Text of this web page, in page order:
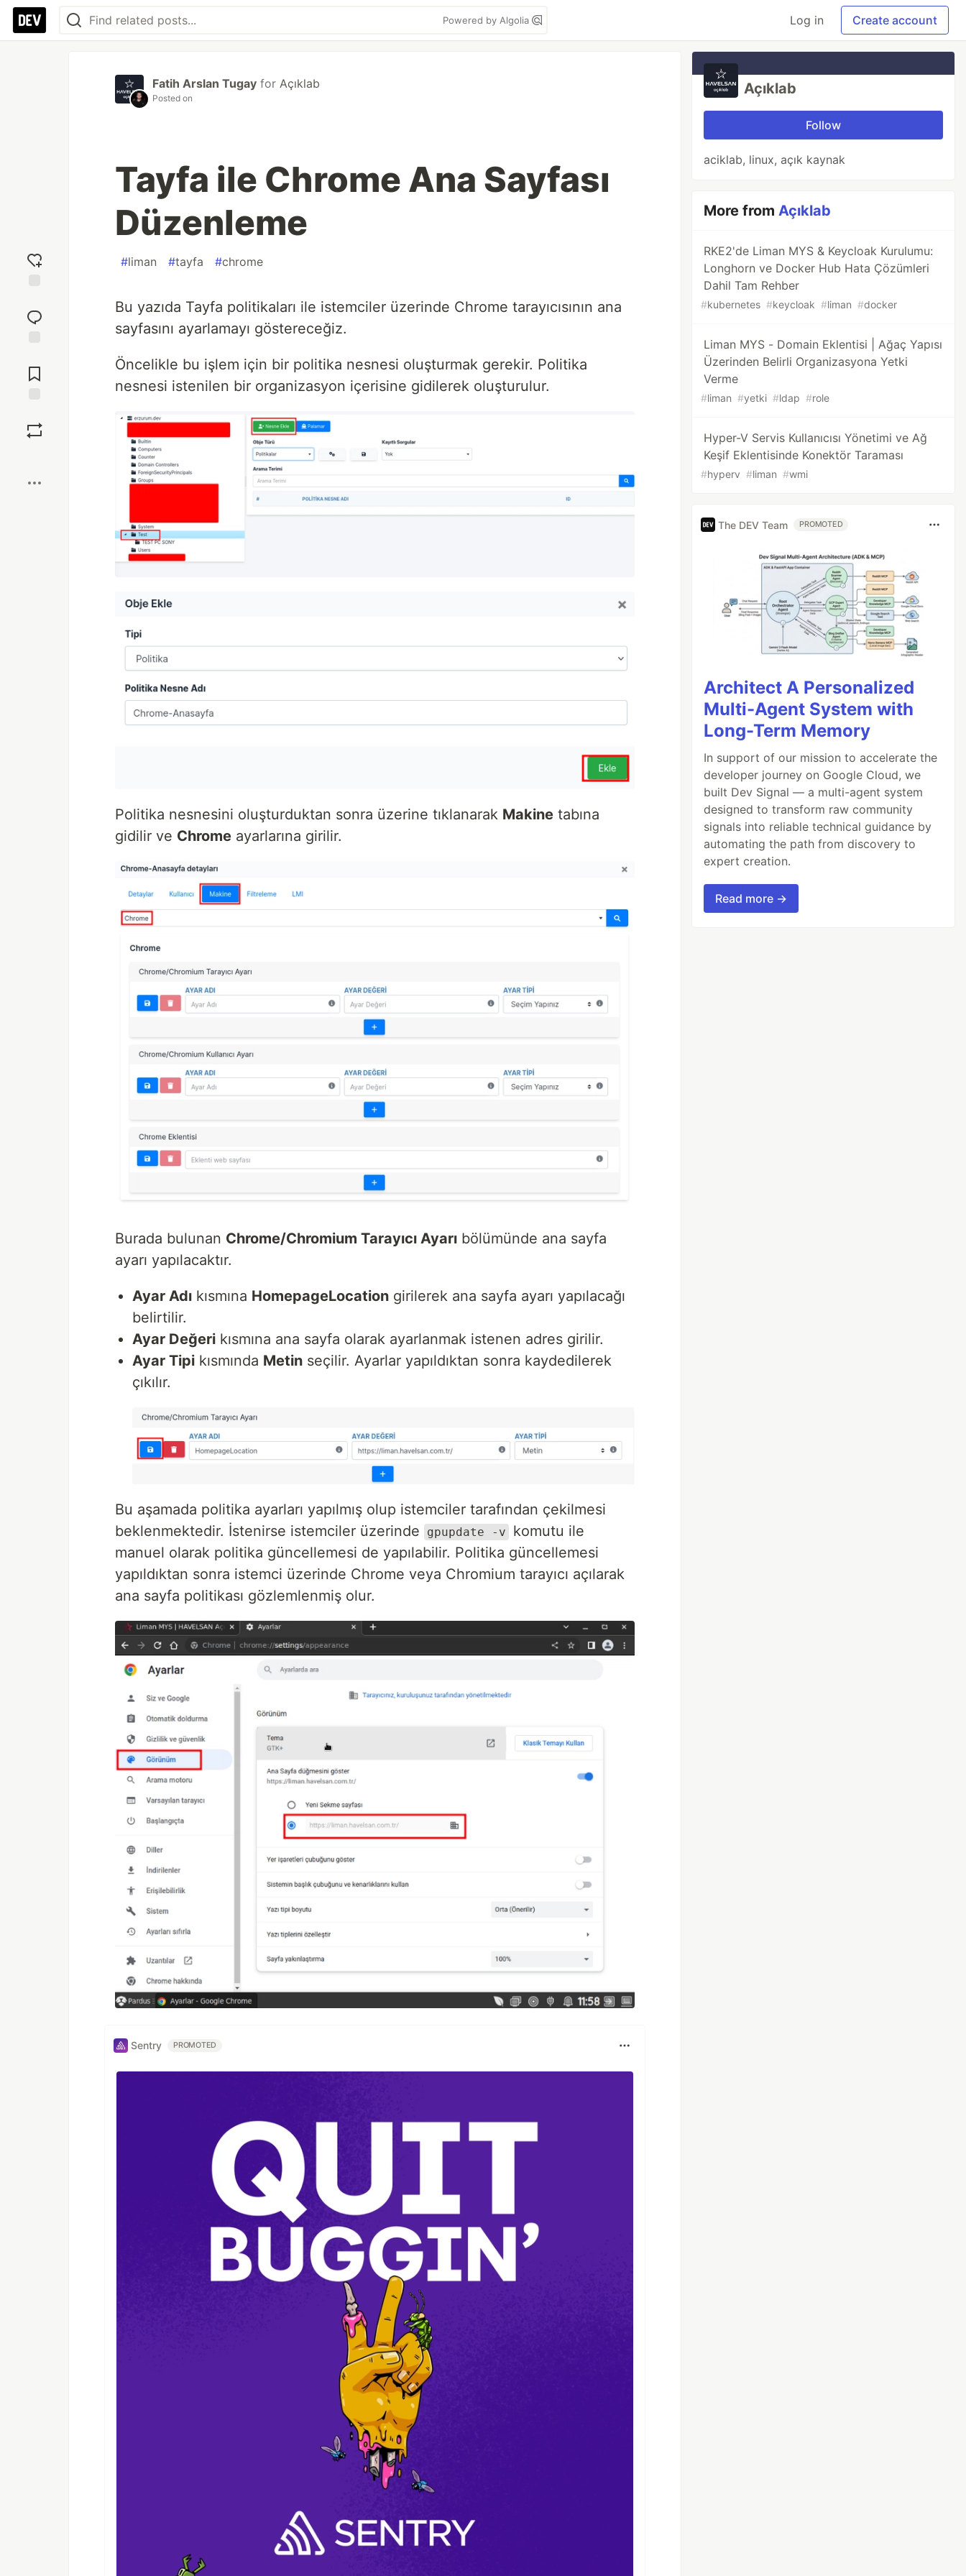
Powered by Algolia Log in Create account
reaction
Comments
Fatih Arslan Tugay for Açıklab
Posted on
Tayfa ile Chrome Ana Sayfası
Düzenleme
#liman #tayfa #chrome
Bu yazıda Tayfa politikaları ile istemciler üzerinde Chrome tarayıcısının ana
sayfasını ayarlamayı göstereceğiz.
Öncelikle bu işlem için bir politika nesnesi oluşturmak gerekir. Politika
nesnesi istenilen bir organizasyon içerisine gidilerek oluşturulur.
Politika nesnesini oluşturduktan sonra üzerine tıklanarak Makine tabına
gidilir ve Chrome ayarlarına girilir.
Burada bulunan Chrome/Chromium Tarayıcı Ayarı bölümünde ana sayfa
ayarı yapılacaktır.
Ayar Adı kısmına HomepageLocation girilerek ana sayfa ayarı yapılacağı
belirtilir.
Ayar Değeri kısmına ana sayfa olarak ayarlanmak istenen adres girilir.
Ayar Tipi kısmında Metin seçilir. Ayarlar yapıldıktan sonra kaydedilerek
çıkılır.
Bu aşamada politika ayarları yapılmış olup istemciler tarafından çekilmesi
beklenmektedir. İstenirse istemciler üzerinde
gpupdate -v
komutu ile
manuel olarak politika güncellemesi de yapılabilir. Politika güncellemesi
yapıldıktan sonra istemci üzerinde Chrome veya Chromium tarayıcı açılarak
ana sayfa politikası gözlemlenmiş olur.
Sentry PROMOTED
Açıklab
Follow
aciklab, linux, açık kaynak
More fromAçıklab
RKE2'de Liman MYS & Keycloak Kurulumu:
Longhorn ve Docker Hub Hata Çözümleri
Dahil Tam Rehber
#kubernetes #keycloak #liman #docker
Liman MYS - Domain Eklentisi | Ağaç Yapısı
Üzerinden Belirli Organizasyona Yetki
Verme
#liman #yetki #ldap #role
Hyper-V Servis Kullanıcısı Yönetimi ve Ağ
Keşif Eklentisinde Konektör Taraması
#hyperv #liman #wmi
The DEV Team PROMOTED
Architect A Personalized
Multi-Agent System with
Long-Term Memory
In support of our mission to accelerate the
developer journey on Google Cloud, we
built Dev Signal — a multi-agent system
designed to transform raw community
signals into reliable technical guidance by
automating the path from discovery to
expert creation.
Read more →